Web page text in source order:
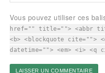
Vous pouvez utiliser ces
href="" title=""> <abbr
<b> <blockquote cite="">
datetime=""> <em> <i> <q